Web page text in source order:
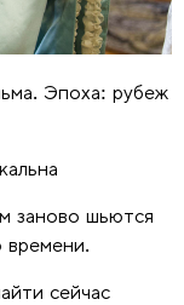
Эпоха: рубеж
заново шьются
времени.
сейчас